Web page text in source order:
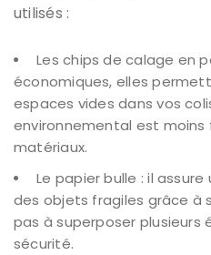
utilisés :
Les chips de calage en
économiques, elles
espaces vides dans vos
environnemental est moins
matériaux.
Le papier bulle : il
des objets fragiles grâce à
pas à superposer plusieurs
sécurité.